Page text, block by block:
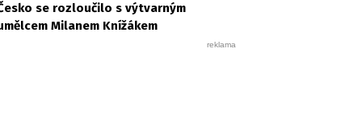
se rozloučilo s výtvarným
Milanem Knížákem